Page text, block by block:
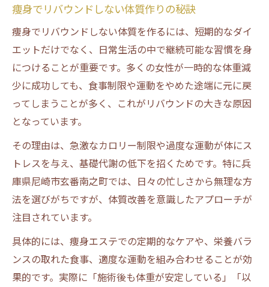
痩身でリバウンドしない体質作りの秘訣
痩身でリバウンドしない体質を作るには、短期的なダイ
エットだけでなく、日常生活の中で継続可能な習慣を身
につけることが重要です。多くの女性が一時的な体重減
少に成功しても、食事制限や運動をやめた途端に元に戻
ってしまうことが多く、これがリバウンドの大きな原因
となっています。
その理由は、急激なカロリー制限や過度な運動が体にス
トレスを与え、基礎代謝の低下を招くためです。特に兵
庫県尼崎市玄番南之町では、日々の忙しさから無理な方
法を選びがちですが、体質改善を意識したアプローチが
注目されています。
具体的には、痩身エステでの定期的なケアや、栄養バラ
ンスの取れた食事、適度な運動を組み合わせることが効
果的です。実際に「施術後も体重が安定している」「以